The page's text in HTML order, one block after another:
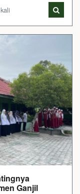
Ganjil